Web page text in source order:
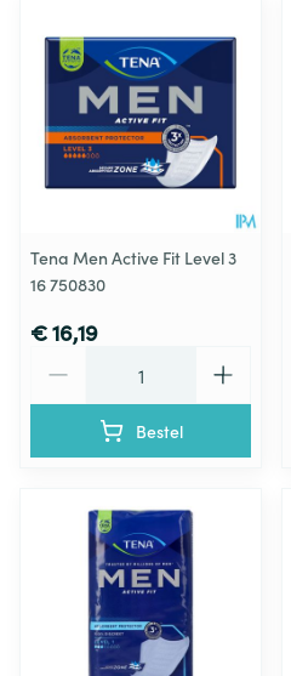
Tena Men Active Fit Level 3
16 750830
€ 16,19
Bestel